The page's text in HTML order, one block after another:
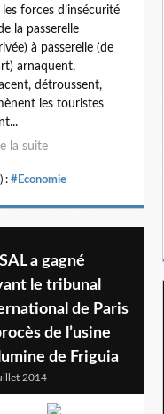
les forces d’insécurité
la passerelle
à passerelle (de
arnaquent,
détroussent,
les touristes
la suite
: #Economie
a gagné
le tribunal
de Paris
de l’usine
de Friguia
2014